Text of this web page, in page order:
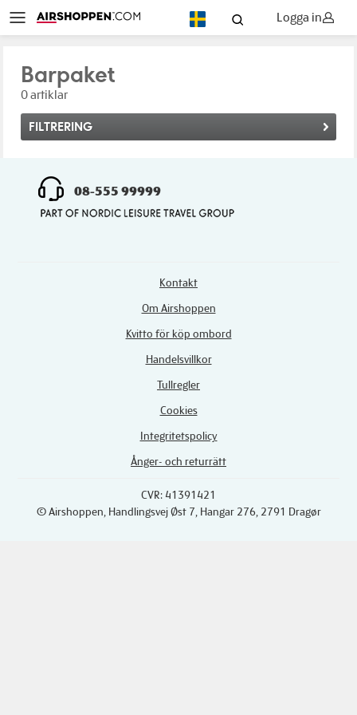
Logga in
Barpaket
0 artiklar
FILTRERING
08-555 99999
Kontakt
Om Airshoppen
Kvitto för köp ombord
Handelsvillkor
Tullregler
Cookies
Integritetspolicy
Ånger- och returrätt
CVR: 41391421
© Airshoppen , Handlingsvej Øst 7, Hangar 276, 2791 Dragør